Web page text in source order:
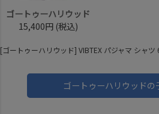
ゴートゥーハリウッド
15,400円 (税込)
[ゴートゥーハリウッド] VIBTEX パジャマ シャ
ゴートゥーハリウッドの